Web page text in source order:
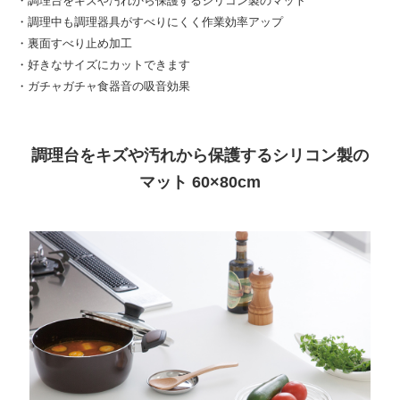
・調理中も調理器具がすべりにくく作業効率アップ
・裏面すべり止め加工
・好きなサイズにカットできます
・ガチャガチャ食器音の吸音効果
調理台をキズや汚れから保護するシリコン製の
マット 60×80cm